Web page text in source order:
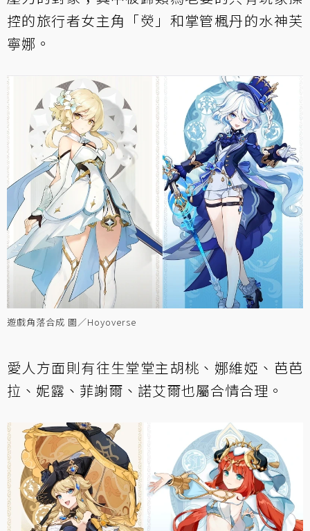
控的旅行者女主角「熒」和掌管楓丹的水神芙
寧娜。
遊戲角落合成 圖／Hoyoverse
愛人方面則有往生堂堂主胡桃、娜維婭、芭芭
拉、妮露、菲謝爾、諾艾爾也屬合情合理。